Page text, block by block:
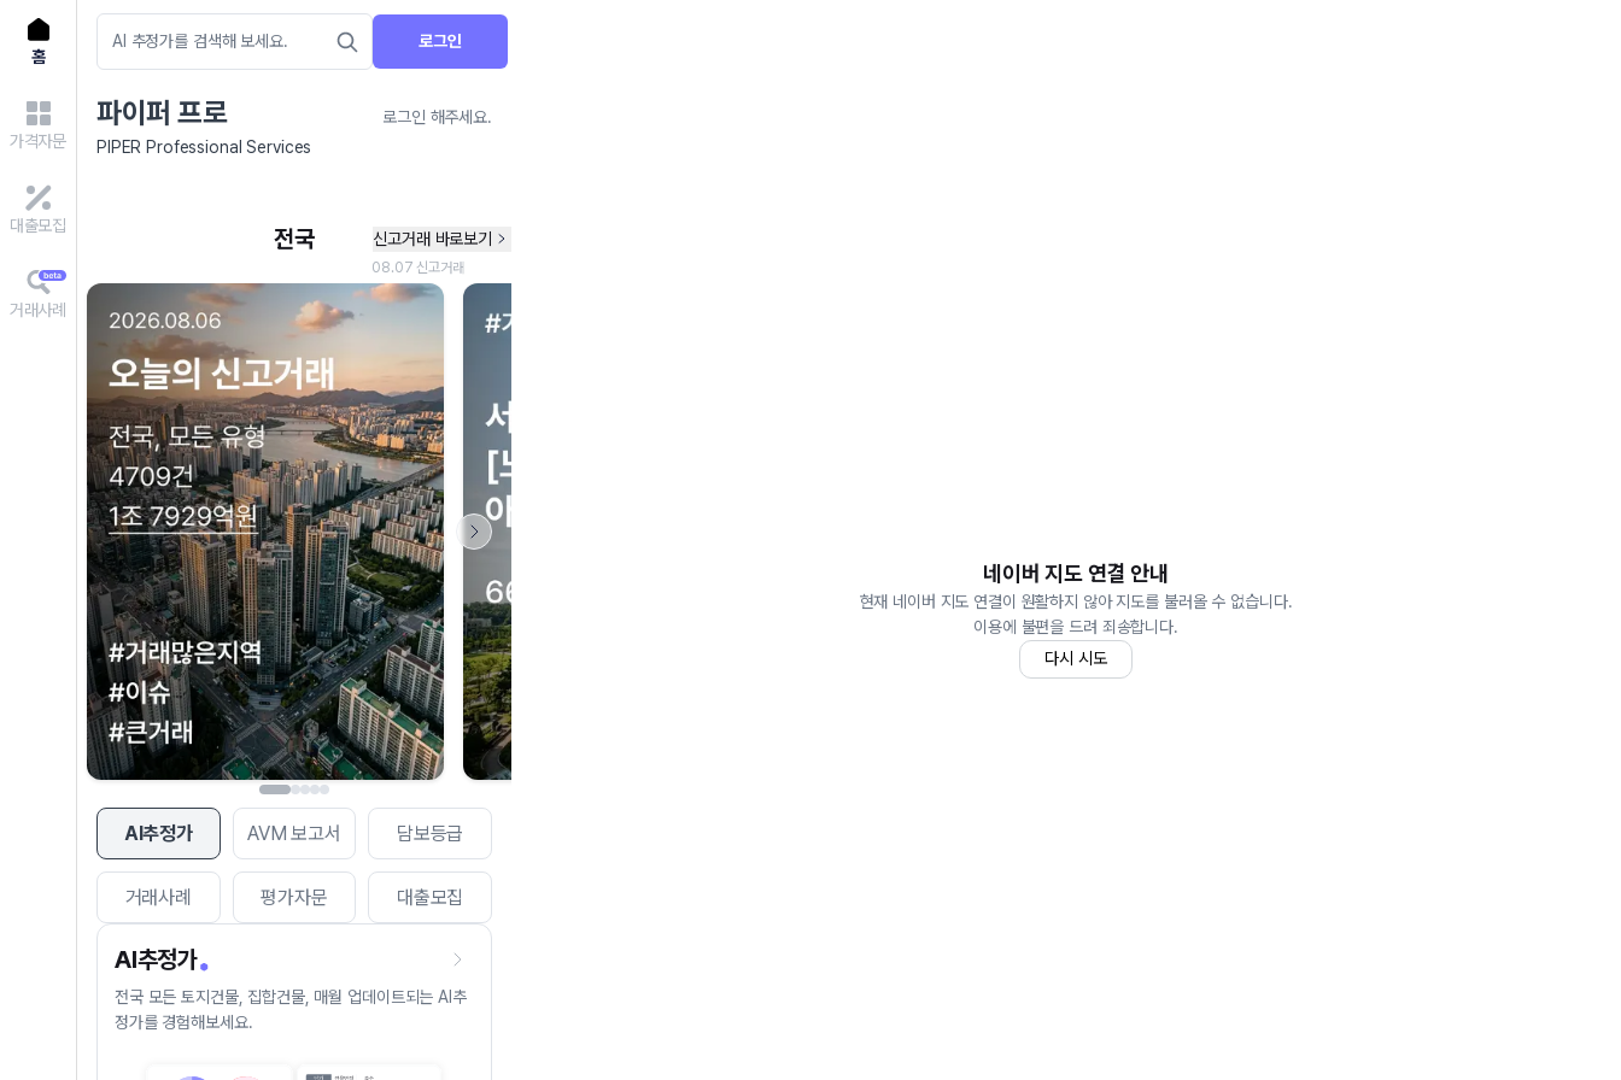
홈
가격자문
대출모집
거래사례
로그인
파이퍼 프로
로그인 해주세요.
PIPER Professional Services
AI추정가 AVM 보고서 담보등급
거래사례 평가자문 대출모집
AI추정가
전국 모든 토지건물, 집합건물, 매월 업데이트되는 AI추
정가를 경험해보세요.
네이버 지도 연결 안내
현재 네이버 지도 연결이 원활하지 않아 지도를 불러올 수 없습니다.
이용에 불편을 드려 죄송합니다.
다시 시도